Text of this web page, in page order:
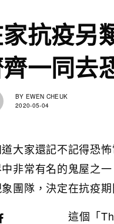
抗疫另
一同去
BY EWEN CHEUK
2020-05-04
大家還記不記得恐
非常有名的鬼屋之
團隊，決定在抗疫
這個「